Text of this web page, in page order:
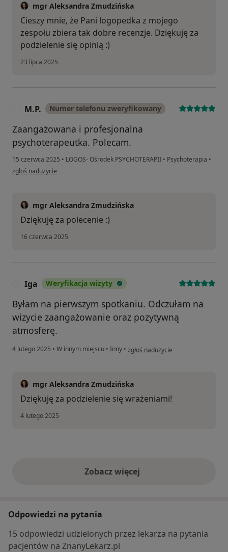
mgr Aleksandra Zmudzińska
Cieszy mnie, że Pani logopedka z mojego
zespołu zbiera tak dobre recenzje. Dziękuję za
podzielenie się opinią :)
23 lipca 2025
M.P. Numer telefonu zweryfikowany
Zaangażowana i profesjonalna
psychoterapeutka. Polecam.
15 czerwca 2025 • LOGOS- Ośrodek PSYCHOTERAPII • Psychoterapia •
w opinii użytkownika M.P.
zgłoś nadużycie
mgr Aleksandra Zmudzińska
Dziękuję za polecenie :)
16 czerwca 2025
Iga Weryfikacja wizyty
Byłam na pierwszym spotkaniu. Odczułam na
wizycie zaangażowanie oraz pozytywną
atmosferę.
4 lutego 2025 • W innym miejscu • Inny • w opinii użytkownika Iga
zgłoś nadużycie
mgr Aleksandra Zmudzińska
Dziękuję za podzielenie się wrażeniami!
4 lutego 2025
Zobacz więcejopinie powyżej
Odpowiedzi na pytania
15 odpowiedzi udzielonych przez lekarza na pytania
pacjentów na ZnanyLekarz.pl